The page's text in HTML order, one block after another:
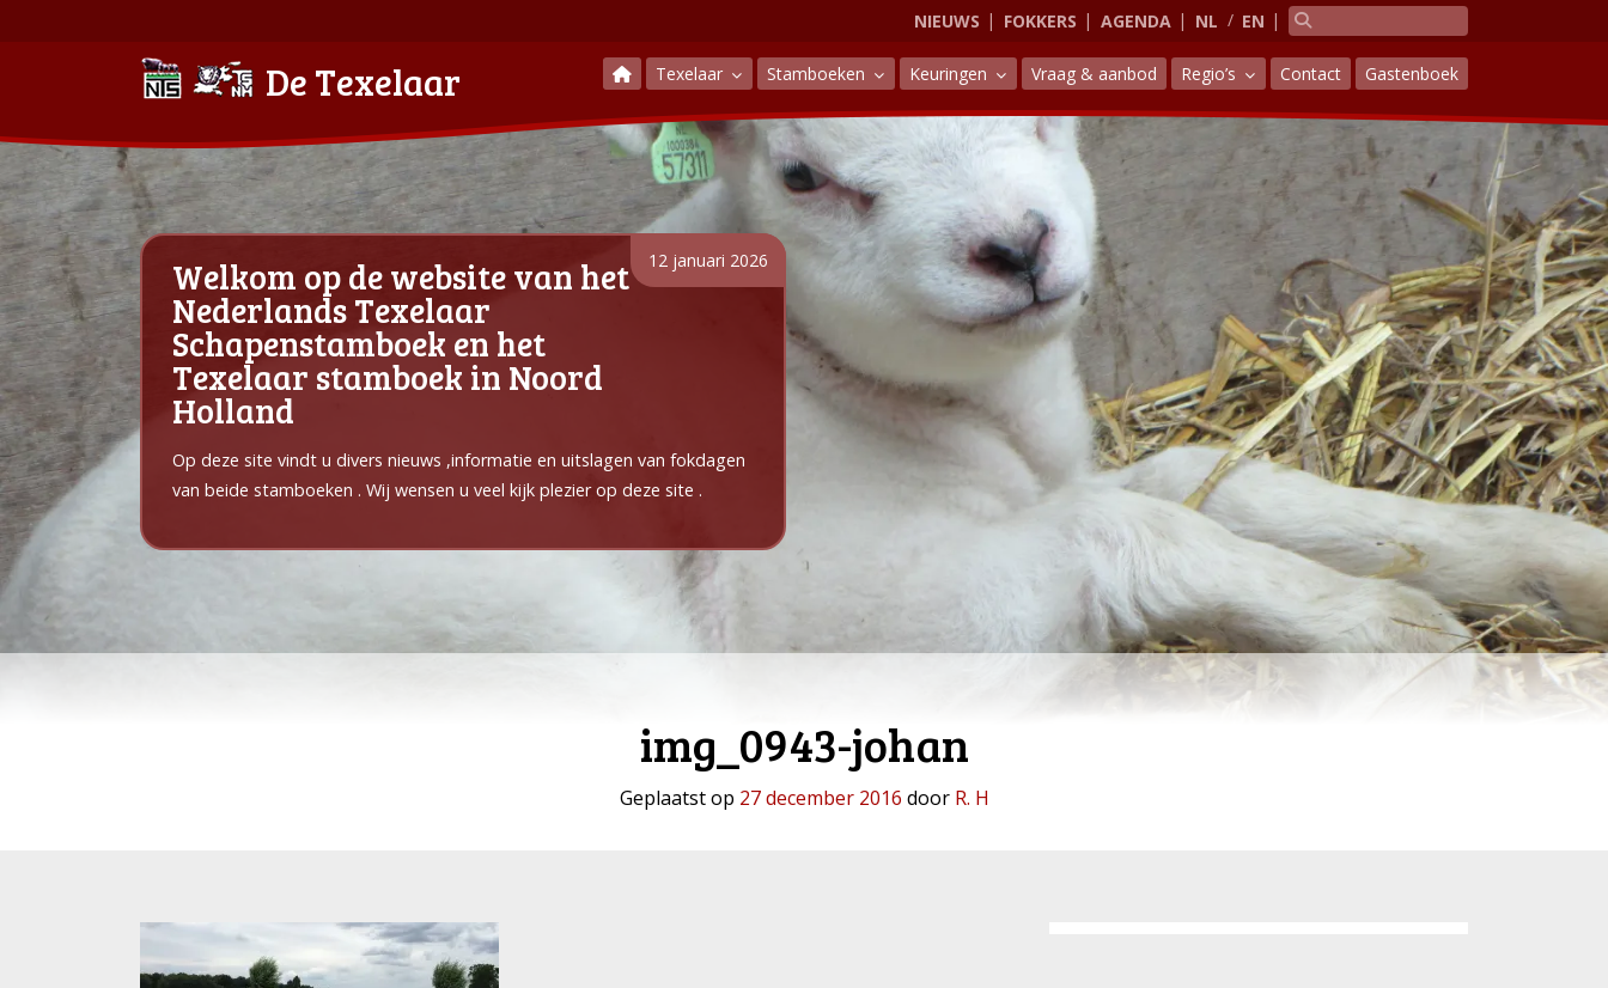
NIEUWS FOKKERS AGENDA NL EN
De Texelaar Texelaar Stamboeken Keuringen Vraag & aanbod Regio’s Contact Gastenboek
12 januari 2026
Welkom op de website van het
Nederlands Texelaar
Schapenstamboek en het
Texelaar stamboek in Noord
Holland
Op deze site vindt u divers nieuws ,informatie en uitslagen van fokdagen
van beide stamboeken . Wij wensen u veel kijk plezier op deze site .
img_0943-johan
Geplaatst op 27 december 2016 door R. H